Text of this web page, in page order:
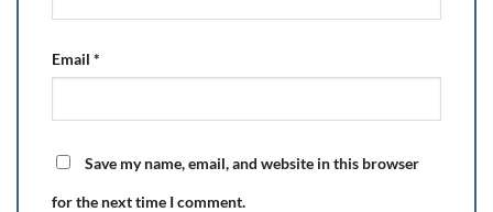
Email *
Save my name, email, and website in this browser
for the next time I comment.